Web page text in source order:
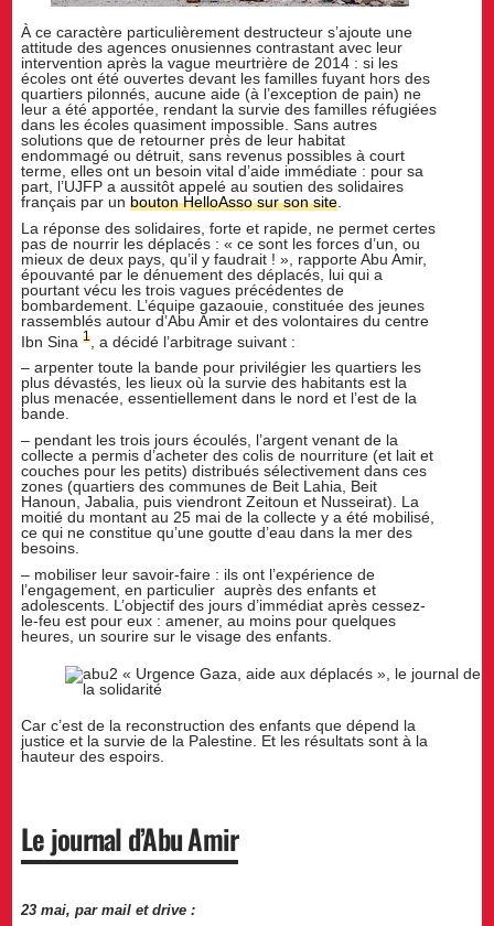
À ce caractère particulièrement destructeur s’ajoute une
attitude des agences onusiennes contrastant avec leur
intervention après la vague meurtrière de 2014 : si les
écoles ont été ouvertes devant les familles fuyant hors des
quartiers pilonnés, aucune aide (à l’exception de pain) ne
leur a été apportée, rendant la survie des familles réfugiées
dans les écoles quasiment impossible. Sans autres
solutions que de retourner près de leur habitat
endommagé ou détruit, sans revenus possibles à court
terme, elles ont un besoin vital d’aide immédiate : pour sa
part, l’UJFP a aussitôt appelé au soutien des solidaires
français par unbouton HelloAsso sur son site
La réponse des solidaires, forte et rapide, ne permet certes
pas de nourrir les déplacés : « ce sont les forces d’un, ou
mieux de deux pays, qu’il y faudrait ! », rapporte Abu Amir,
épouvanté par le dénuement des déplacés, lui qui a
pourtant vécu les trois vagues précédentes de
bombardement. L’équipe gazaouie, constituée des jeunes
rassemblés autour d’Abu Amir et des volontaires du centre
Ibn Sina1
, a décidé l’arbitrage suivant :
– arpenter toute la bande pour privilégier les quartiers les
plus dévastés, les lieux où la survie des habitants est la
plus menacée, essentiellement dans le nord et l’est de la
bande.
– pendant les trois jours écoulés, l’argent venant de la
collecte a permis d’acheter des colis de nourriture (et lait et
couches pour les petits) distribués sélectivement dans ces
zones (quartiers des communes de Beit Lahia, Beit
Hanoun, Jabalia, puis viendront Zeitoun et Nusseirat). La
moitié du montant au 25 mai de la collecte y a été mobilisé,
ce qui ne constitue qu’une goutte d’eau dans la mer des
besoins.
– mobiliser leur savoir-faire : ils ont l’expérience de
l’engagement, en particulier auprès des enfants et
adolescents. L’objectif des jours d’immédiat après cessez-
le-feu est pour eux : amener, au moins pour quelques
heures, un sourire sur le visage des enfants.
Car c’est de la reconstruction des enfants que dépend la
justice et la survie de la Palestine. Et les résultats sont à la
hauteur des espoirs.
Le journal d’Abu Amir
23 mai, par mail et drive :